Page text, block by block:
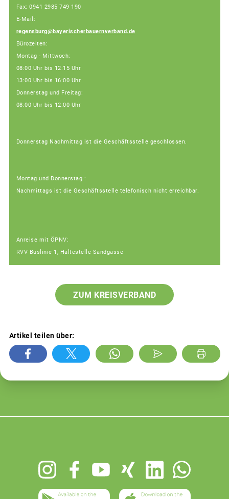
Fax: 0941 2985 749 190
E-Mail:
regensburg@bayerischerbauernverband.de
Bürozeiten:
Montag - Mittwoch:
08:00 Uhr bis 12:15 Uhr
13:00 Uhr bis 16:00 Uhr
Donnerstag und Freitag:
08:00 Uhr bis 12:00 Uhr
Donnerstag Nachmittag ist die Geschäftsstelle geschlossen.
Montag und Donnerstag :
Nachmittags ist die Geschäftsstelle telefonisch nicht erreichbar.
Anreise mit ÖPNV:
RVV Buslinie 1, Haltestelle Sandgasse
ZUM KREISVERBAND
Artikel teilen über: